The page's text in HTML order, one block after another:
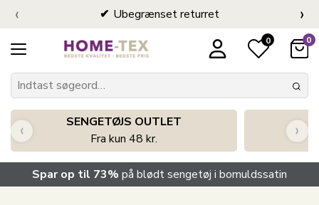
Ubegrænset returret
‹ ›
0 0
SENGETØJS OUTLET
Fra kun 48 kr.
‹ ›
Spar op til 73% på blødt sengetøj i bomuldssatin